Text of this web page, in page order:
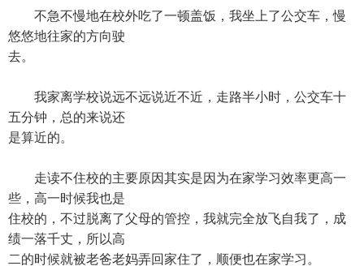
不急不慢地在校外吃了一顿盖饭，我坐上了公交车，慢
悠悠地往家的方向驶
去。
我家离学校说远不远说近不近，走路半小时，公交车十
五分钟，总的来说还
是算近的。
走读不住校的主要原因其实是因为在家学习效率更高一
些，高一时候我也是
住校的，不过脱离了父母的管控，我就完全放飞自我了，成
绩一落千丈，所以高
二的时候就被老爸老妈弄回家住了，顺便也在家学习。